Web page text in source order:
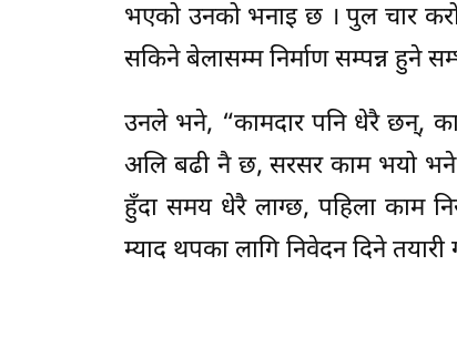
भएको उनको भनाइ छ । पुल चार
सकिने बेलासम्म निर्माण सम्पन्न हुने
उनले भने, “कामदार पनि धेरै छन्,
अलि बढी नै छ, सरसर काम भयो
हुँदा समय धेरै लाग्छ, पहिला काम
म्याद थपका लागि निवेदन दिने